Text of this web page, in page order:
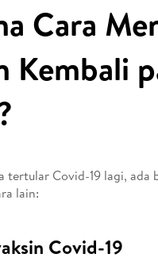
Cara
Kembali
tertular Covid-19 lagi, ada
lain:
Covid-19